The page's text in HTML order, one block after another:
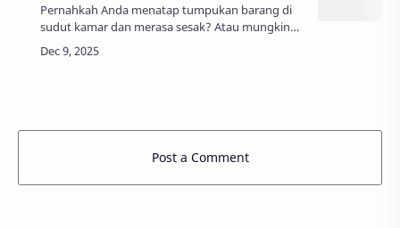
Pernahkah Anda menatap tumpukan barang di
sudut kamar dan merasa sesak? Atau mungkin
lemari pakaian Anda sudah begitu penuh hingga
sulit mencari kaos favorit, padahal banyak di
Post a Comment